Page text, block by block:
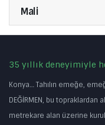
Mali
35 yıllık deneyimiyle
Konya… Tahılın emeğe,
DEĞİRMEN, bu topraklardan
metrekare alan üzerine